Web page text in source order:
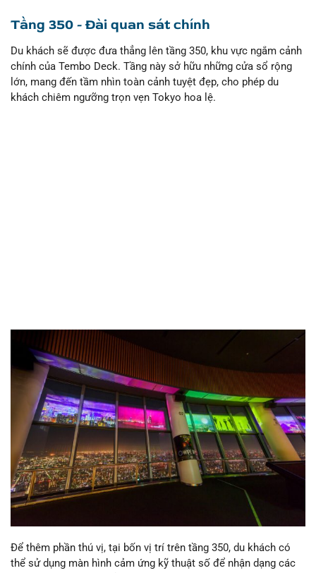
Tầng 350 - Đài quan sát chính
Du khách sẽ được đưa thẳng lên tầng 350, khu vực ngắm cảnh
chính của Tembo Deck. Tầng này sở hữu những cửa sổ rộng
lớn, mang đến tầm nhìn toàn cảnh tuyệt đẹp, cho phép du
khách chiêm ngưỡng trọn vẹn Tokyo hoa lệ.
Để thêm phần thú vị, tại bốn vị trí trên tầng 350, du khách có
thể sử dụng màn hình cảm ứng kỹ thuật số để nhận dạng các